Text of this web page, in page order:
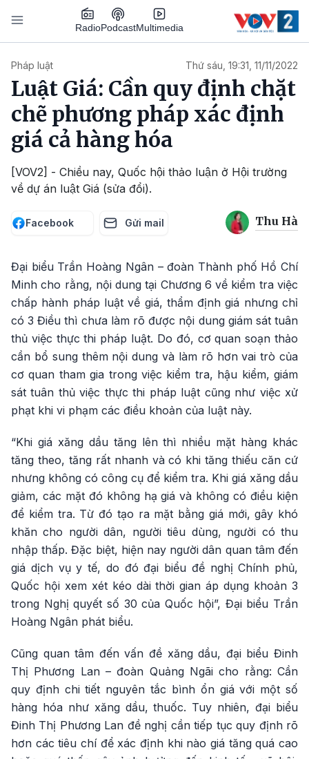
Nhảy đến nội dung
RadioPodcastMultimedia
Pháp luật Thứ sáu, 19:31, 11/11/2022
Luật Giá: Cần quy định chặt
chẽ phương pháp xác định
giá cả hàng hóa
[VOV2] - Chiều nay, Quốc hội thảo luận ở Hội trường
về dự án luật Giá (sửa đổi).
Facebook Gửi mail Thu Hà
Đại biểu Trần Hoàng Ngân – đoàn Thành phố Hồ Chí
Minh cho rằng, nội dung tại Chương 6 về kiểm tra việc
chấp hành pháp luật về giá, thẩm định giá nhưng chỉ
có 3 Điều thì chưa làm rõ được nội dung giám sát tuân
thủ việc thực thi pháp luật. Do đó, cơ quan soạn thảo
cần bổ sung thêm nội dung và làm rõ hơn vai trò của
cơ quan tham gia trong việc kiểm tra, hậu kiểm, giám
sát tuân thủ việc thực thi pháp luật cũng như việc xử
phạt khi vi phạm các điều khoản của luật này.
“Khi giá xăng dầu tăng lên thì nhiều mặt hàng khác
tăng theo, tăng rất nhanh và có khi tăng thiếu căn cứ
nhưng không có công cụ để kiểm tra. Khi giá xăng dầu
giảm, các mặt đó không hạ giá và không có điều kiện
để kiểm tra. Từ đó tạo ra mặt bằng giá mới, gây khó
khăn cho người dân, người tiêu dùng, người có thu
nhập thấp. Đặc biệt, hiện nay người dân quan tâm đến
giá dịch vụ y tế, do đó đại biểu đề nghị Chính phủ,
Quốc hội xem xét kéo dài thời gian áp dụng khoản 3
trong Nghị quyết số 30 của Quốc hội”, Đại biểu Trần
Hoàng Ngân phát biểu.
Cũng quan tâm đến vấn đề xăng dầu, đại biểu Đinh
Thị Phương Lan – đoàn Quảng Ngãi cho rằng: Cần
quy định chi tiết nguyên tắc bình ổn giá với một số
hàng hóa như xăng dầu, thuốc. Tuy nhiên, đại biểu
Đinh Thị Phương Lan đề nghị cần tiếp tục quy định rõ
hơn các tiêu chí để xác định khi nào giá tăng quá cao